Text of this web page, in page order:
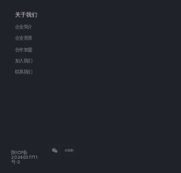
关于我们
企业简介
企业资质
合作加盟
加入我们
联系我们
陕ICP备
2024037711
号-2